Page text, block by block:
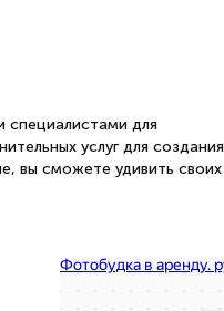
для
услуг для создания
вы сможете удивить своих